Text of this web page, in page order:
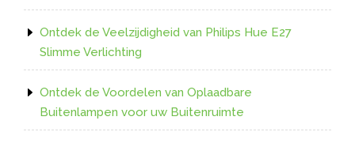
Ontdek de Veelzijdigheid van Philips Hue E27
Slimme Verlichting
Ontdek de Voordelen van Oplaadbare
Buitenlampen voor uw Buitenruimte